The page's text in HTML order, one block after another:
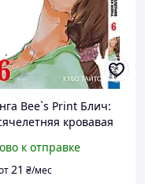
Bee`s Print Блич:
кровавая
hen Том 06 BP
06 TS
к отправке
21 ₴/мес